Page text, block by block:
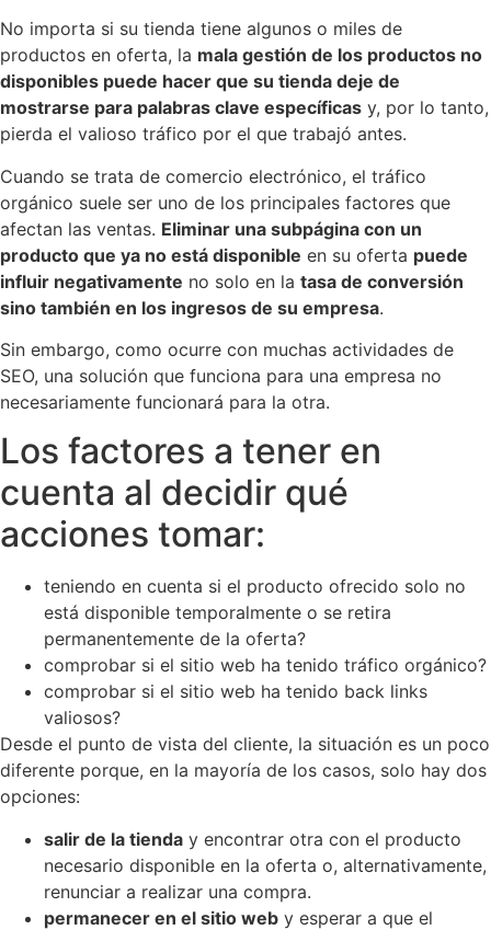
No importa si su tienda tiene algunos o miles de
productos en oferta, la mala gestión de los productos no
disponibles puede hacer que su tienda deje de
mostrarse para palabras clave específicas y, por lo tanto,
pierda el valioso tráfico por el que trabajó antes.
Cuando se trata de comercio electrónico, el tráfico
orgánico suele ser uno de los principales factores que
afectan las ventas. Eliminar una subpágina con un
producto que ya no está disponible en su oferta puede
influir negativamente no solo en la tasa de conversión
sino también en los ingresos de su empresa.
Sin embargo, como ocurre con muchas actividades de
SEO, una solución que funciona para una empresa no
necesariamente funcionará para la otra.
Los factores a tener en
cuenta al decidir qué
acciones tomar:
teniendo en cuenta si el producto ofrecido solo no
está disponible temporalmente o se retira
permanentemente de la oferta?
comprobar si el sitio web ha tenido tráfico orgánico?
comprobar si el sitio web ha tenido back links
valiosos?
Desde el punto de vista del cliente, la situación es un poco
diferente porque, en la mayoría de los casos, solo hay dos
opciones:
salir de la tienda y encontrar otra con el producto
necesario disponible en la oferta o, alternativamente,
renunciar a realizar una compra.
permanecer en el sitio web y esperar a que el